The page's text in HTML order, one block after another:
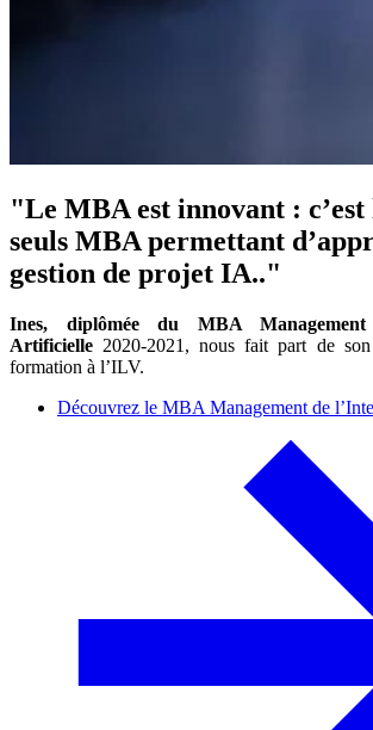
"Le MBA est innovant : c’est
seuls MBA permettant
gestion de projet IA.."
Ines, diplômée du MBA Management
Artificielle 2020-2021, nous fait part de
formation à l’ILV.
Découvrez le MBA Management de